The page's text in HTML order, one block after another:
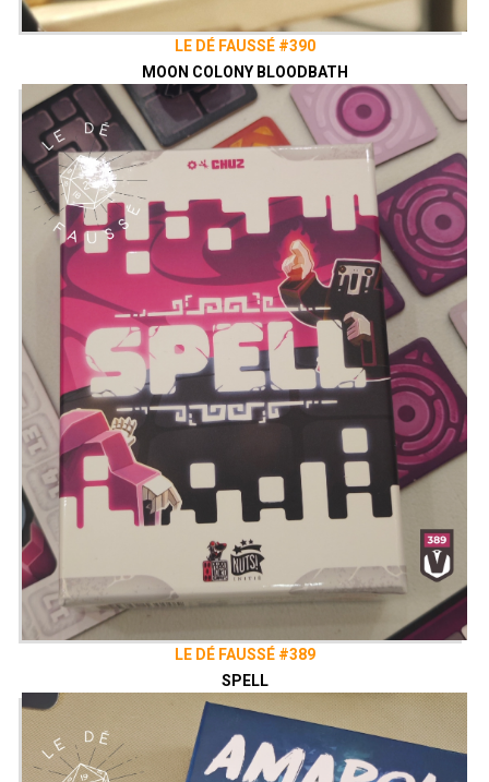
LE DÉ FAUSSÉ #390
MOON COLONY BLOODBATH
LE DÉ FAUSSÉ #389
SPELL